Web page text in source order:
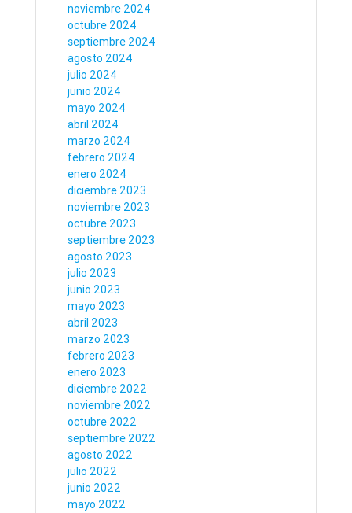
noviembre 2024
octubre 2024
septiembre 2024
agosto 2024
julio 2024
junio 2024
mayo 2024
abril 2024
marzo 2024
febrero 2024
enero 2024
diciembre 2023
noviembre 2023
octubre 2023
septiembre 2023
agosto 2023
julio 2023
junio 2023
mayo 2023
abril 2023
marzo 2023
febrero 2023
enero 2023
diciembre 2022
noviembre 2022
octubre 2022
septiembre 2022
agosto 2022
julio 2022
junio 2022
mayo 2022